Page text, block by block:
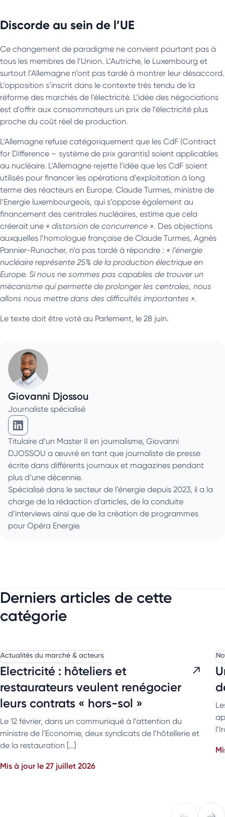
Discorde au sein de l’UE
Ce changement de paradigme ne convient pourtant pas à
tous les membres de l’Union. L’Autriche, le Luxembourg et
surtout l’Allemagne n’ont pas tardé à montrer leur désaccord.
L’opposition s’inscrit dans le contexte très tendu de la
réforme des marchés de l’électricité. L’idée des négociations
est d’offrir aux consommateurs un prix de l’électricité plus
proche du coût réel de production.
L’Allemagne refuse catégoriquement que les CdF (Contract
for Difference – système de prix garantis) soient applicables
au nucléaire. L’Allemagne rejette l’idée que les CdF soient
utilisés pour financer les opérations d’exploitation à long
terme des réacteurs en Europe. Claude Turmes, ministre de
l’Energie luxembourgeois, qui s’oppose également au
financement des centrales nucléaires, estime que cela
créerait une « distorsion de concurrence ». Des objections
auxquelles l’homologue française de Claude Turmes, Agnès
Pannier-Runacher, n’a pas tardé à répondre : « l’énergie
nucléaire représente 25% de la production électrique en
Europe. Si nous ne sommes pas capables de trouver un
mécanisme qui permette de prolonger les centrales, nous
allons nous mettre dans des difficultés importantes ».
Le texte doit être voté au Parlement, le 28 juin.
Giovanni Djossou
Journaliste spécialisé
Giovanni Djossou sur Linkedin
Titulaire d’un Master II en journalisme, Giovanni
DJOSSOU a œuvré en tant que journaliste de presse
écrite dans différents journaux et magazines pendant
plus d’une décennie.
Spécialisé dans le secteur de l’énergie depuis 2023, il a la
charge de la rédaction d’articles, de la conduite
d’interviews ainsi que de la création de programmes
pour Opéra Energie.
Derniers articles de cette
catégorie
Actualités du marché & acteurs
Electricité : hôteliers et
restaurateurs veulent renégocier
leurs contrats « hors-sol »
Le 12 février, dans un communiqué à l’attention du
ministre de l’Economie, deux syndicats de l’hôtellerie et
de la restauration […]
Mis à jour le 27 juillet 2026